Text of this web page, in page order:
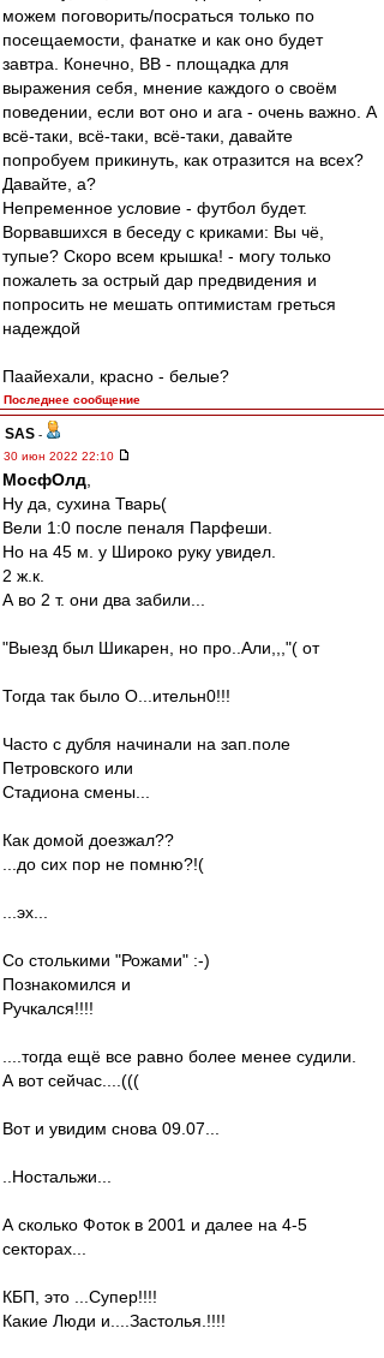
можем поговорить/посраться только по
посещаемости, фанатке и как оно будет
завтра. Конечно, ВВ - площадка для
выражения себя, мнение каждого о своём
поведении, если вот оно и ага - очень важно. А
всё-таки, всё-таки, всё-таки, давайте
попробуем прикинуть, как отразится на всех?
Давайте, а?
Непременное условие - футбол будет.
Ворвавшихся в беседу с криками: Вы чё,
тупые? Скоро всем крышка! - могу только
пожалеть за острый дар предвидения и
попросить не мешать оптимистам греться
надеждой
Паайехали, красно - белые?
Последнее сообщение
SAS -
30 июн 2022 22:10
МосфОлд
Ну да, сухина Тварь(
Вели 1:0 после пеналя Парфеши.
Но на 45 м. у Широко руку увидел.
2 ж.к.
А во 2 т. они два забили...
"Выезд был Шикарен, но про..Али,,,"( от
Тогда так было О...ительн0!!!
Часто с дубля начинали на зап.поле
Петровского или
Стадиона смены...
Как домой доезжал??
...до сих пор не помню?!(
...эх...
Со столькими "Рожами" :-)
Познакомился и
Ручкался!!!!
....тогда ещё все равно более менее судили.
А вот сейчас....(((
Вот и увидим снова 09.07...
..Ностальжи...
А сколько Фоток в 2001 и далее на 4-5
секторах...
КБП, это ...Супер!!!!
Какие Люди и....Застолья.!!!!